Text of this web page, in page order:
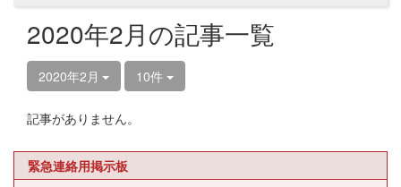
2020年2月の記事一覧
2020年2月 10件
記事がありません。
緊急連絡用掲示板